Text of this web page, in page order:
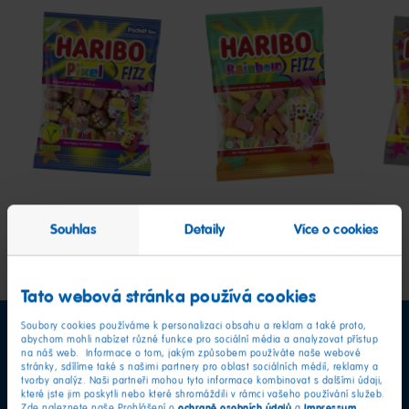
Souhlas Detaily Více o cookies
Tato webová stránka používá cookies
Soubory cookies používáme k personalizaci obsahu a reklam a také proto,
abychom mohli nabízet různé funkce pro sociální média a analyzovat přístup
na náš web. Informace o tom, jakým způsobem používáte naše webové
stránky, sdílíme také s našimi partnery pro oblast sociálních médií, reklamy a
tvorby analýz. Naši partneři mohou tyto informace kombinovat s dalšími údaji,
které jste jim poskytli nebo které shromáždili v rámci vašeho používání služeb.
Pixel
FIZZ
Rainbow